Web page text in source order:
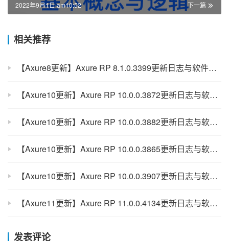
下一篇
2022年9月1日 am10:52
相关推荐
【Axure8更新】Axure RP 8.1.0.3399更新日志与软件下载（Mac+Windows）
【Axure10更新】Axure RP 10.0.0.3872更新日志与软件下载（Mac+Windows）
【Axure10更新】Axure RP 10.0.0.3882更新日志与软件下载（Mac+Windows）
【Axure10更新】Axure RP 10.0.0.3865更新日志与软件下载（Mac+Windows）
【Axure10更新】Axure RP 10.0.0.3907更新日志与软件下载（Mac+Windows）
【Axure11更新】Axure RP 11.0.0.4134更新日志与软件下载（Mac+Windows）
发表评论